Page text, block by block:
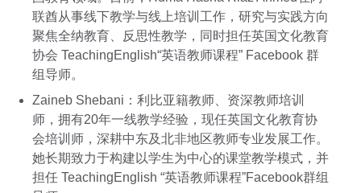
联酋从事线下教学与线上培训工作，研究与实践方向
聚焦全纳教育、反思性教学，同时担任英国文化教育
协会 TeachingEnglish“英语教师课程” Facebook 群
组导师。
Zaineb Shebani：利比亚籍教师、资深教师培训
师，拥有20年一线教学经验，现任英国文化教育协
会培训师，深耕中东及北非地区教师专业发展工作。
她长期致力于构建以学生为中心的课堂教学模式，并
担任 TeachingEnglish “英语教师课程”Facebook群组